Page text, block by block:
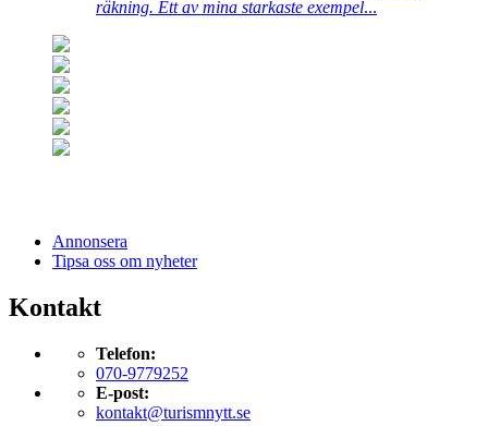
räkning. Ett av mina starkaste exempel...
Annonsera
Tipsa oss om nyheter
Kontakt
Telefon:
070-9779252
E-post:
kontakt@turismnytt.se